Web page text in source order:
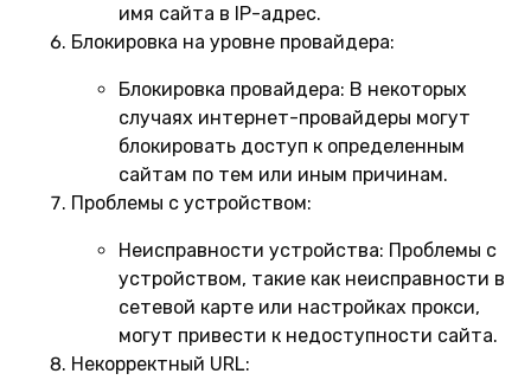
имя сайта в IP-адрес.
Блокировка на уровне провайдера:
Блокировка провайдера: В некоторых
случаях интернет-провайдеры могут
блокировать доступ к определенным
сайтам по тем или иным причинам.
Проблемы с устройством:
Неисправности устройства: Проблемы с
устройством, такие как неисправности в
сетевой карте или настройках прокси,
могут привести к недоступности сайта.
Некорректный URL: